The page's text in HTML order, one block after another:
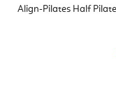
Align-Pilates Half